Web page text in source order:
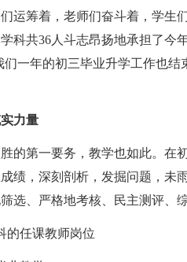
运筹着，老师们奋斗着，学生
科共36人斗志昂扬地承担了今
一年的初三毕业升学工作也
力量
第一要务，教学也如此。在
绩，深刻剖析，发掘问题，未
选、严格地考核、民主测评、
任课教师岗位